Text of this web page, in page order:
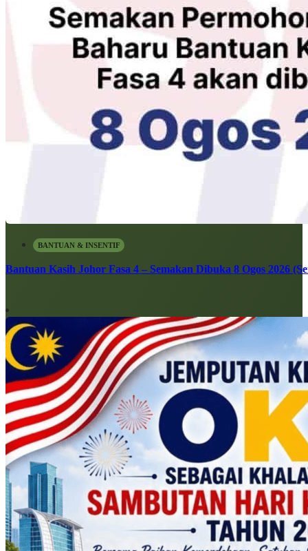
BANTUAN & INSENTIF
Bantuan Kasih Johor Fasa 4 – Semakan Dibuka 8 Ogos 2026